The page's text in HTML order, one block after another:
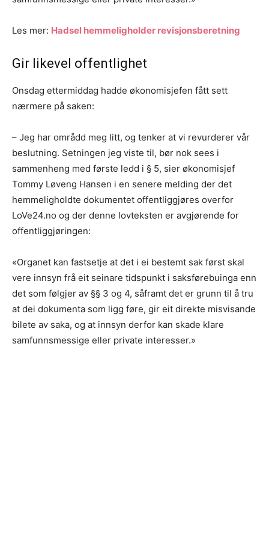
Les mer: Hadsel hemmeligholder revisjonsberetning
Gir likevel offentlighet
Onsdag ettermiddag hadde økonomisjefen fått sett
nærmere på saken:
– Jeg har områdd meg litt, og tenker at vi revurderer vår
beslutning. Setningen jeg viste til, bør nok sees i
sammenheng med første ledd i § 5, sier økonomisjef
Tommy Løveng Hansen i en senere melding der det
hemmeligholdte dokumentet offentliggjøres overfor
LoVe24.no og der denne lovteksten er avgjørende for
offentliggjøringen:
«Organet kan fastsetje at det i ei bestemt sak først skal
vere innsyn frå eit seinare tidspunkt i saksførebuinga enn
det som følgjer av §§ 3 og 4, såframt det er grunn til å tru
at dei dokumenta som ligg føre, gir eit direkte misvisande
bilete av saka, og at innsyn derfor kan skade klare
samfunnsmessige eller private interesser.»